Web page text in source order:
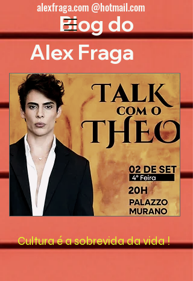
Cultura é a sobrevida da vida !
Blog do
Alex Fraga
alexfraga.com @hotmail.com